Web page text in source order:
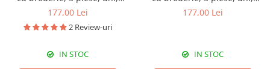
220X240 cm CC72
177,00 Lei
2 Review-uri
IN STOC
220X240 cm CC79
177,00 Lei
IN STOC